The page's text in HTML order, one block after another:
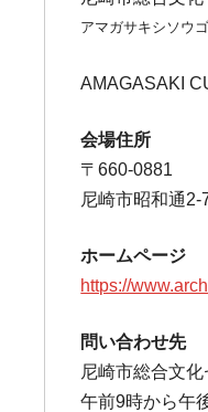
アマガサキシソウ
AMAGASAKI
会場住所
〒660-0881
尼崎市昭和通2-
ホームページ
https://
問い合わせ先
尼崎市総合文
午前9時から午